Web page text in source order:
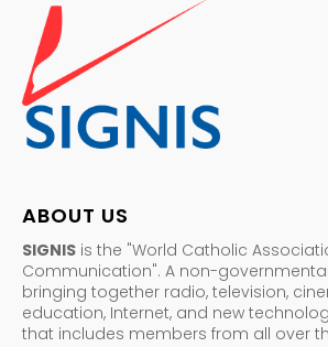
ABOUT US
SIGNIS is the "World Catholic
Communication". A non-
bringing together radio, television,
education, Internet, and new
that includes members from all over